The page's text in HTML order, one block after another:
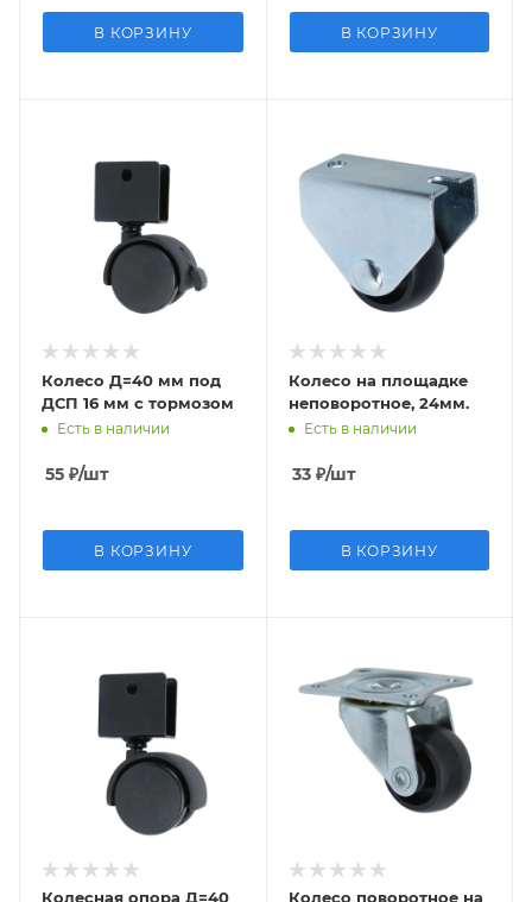
В КОРЗИНУ В КОРЗИНУ
Колесо Д=40 мм под
ДСП 16 мм с тормозом
Есть в наличии
55 ₽/шт
В КОРЗИНУ
Колесо на площадке
неповоротное, 24мм.
Есть в наличии
33₽/шт
В КОРЗИНУ
Колесная опора Д=40 Колесо поворотное на